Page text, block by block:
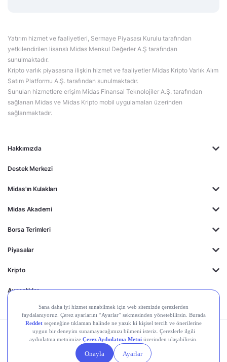
Hakkımızda
Destek Merkezi
Midas'ın Kulakları
Midas Akademi
Borsa Terimleri
Piyasalar
Kripto
Ayrıcalıklar
Yatırım hizmet ve faaliyetleri, Sermaye Piyasası Kurulu tarafından
yetkilendirilen lisanslı Midas Menkul Değerler A.Ş tarafından
sunulmaktadır.
Kripto varlık piyasasına ilişkin hizmet ve faaliyetler Midas Kripto Varlık Alım
Satım Platformu A.Ş. tarafından sunulmaktadır.
Sunulan hizmetlere erişim Midas Finansal Teknolojiler A.Ş. tarafından
sağlanan Midas ve Midas Kripto mobil uygulamaları üzerinden
sağlanmaktadır.
Kişisel Verilerin
Gizlilik
Politikası
Yasal
Duyurular
Çerez